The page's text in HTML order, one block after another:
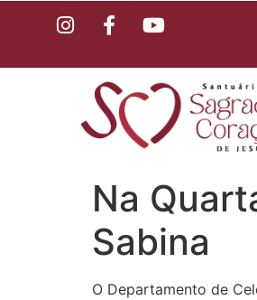
Na
Sabina
O Departamento de